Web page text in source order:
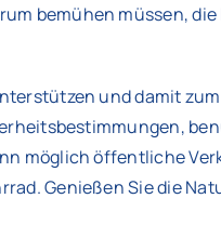
bemühen müssen,
und damit
möglich öffentliche
Genießen Sie die